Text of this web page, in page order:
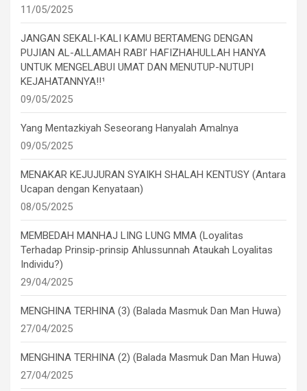
11/05/2025
JANGAN SEKALI-KALI KAMU BERTAMENG DENGAN
PUJIAN AL-ALLAMAH RABI’ HAFIZHAHULLAH HANYA
UNTUK MENGELABUI UMAT DAN MENUTUP-NUTUPI
KEJAHATANNYA!!¹
09/05/2025
Yang Mentazkiyah Seseorang Hanyalah Amalnya
09/05/2025
MENAKAR KEJUJURAN SYAIKH SHALAH KENTUSY (Antara
Ucapan dengan Kenyataan)
08/05/2025
MEMBEDAH MANHAJ LING LUNG MMA (Loyalitas
Terhadap Prinsip-prinsip Ahlussunnah Ataukah Loyalitas
Individu?)
29/04/2025
MENGHINA TERHINA (3) (Balada Masmuk Dan Man Huwa)
27/04/2025
MENGHINA TERHINA (2) (Balada Masmuk Dan Man Huwa)
27/04/2025